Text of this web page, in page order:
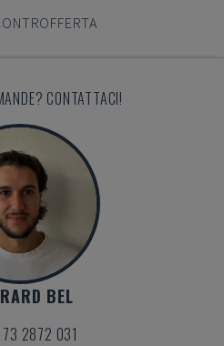
CONTATTACI!
BEL
2872 031